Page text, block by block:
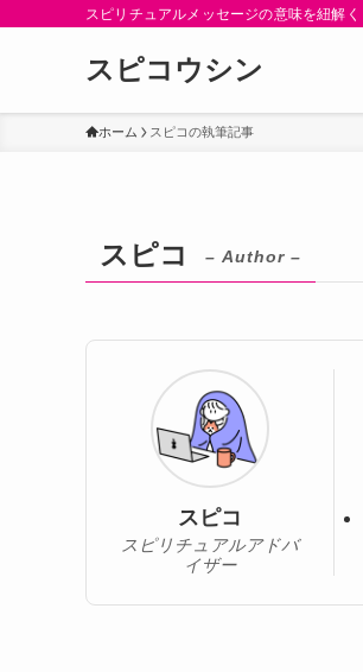
スピリチュアルメッセージの意味を紐解く
スピコウシン
ホーム スピコの執筆記事
スピコ – Author –
スピコ
スピリチュアルアドバ
イザー